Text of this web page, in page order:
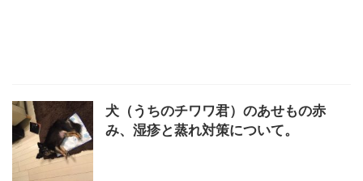
犬（うちのチワワ君）のあせもの赤
み、湿疹と蒸れ対策について。